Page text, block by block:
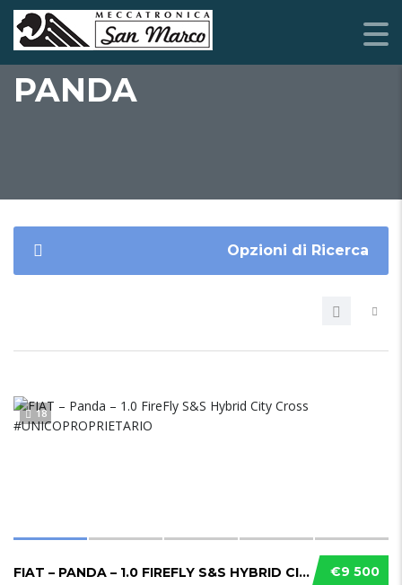
PANDA
Opzioni di Ricerca
18
€9 500
FIAT – PANDA – 1.0 FIREFLY S&S HYBRID CITY CROSS #UNICOPROPRIETARIO